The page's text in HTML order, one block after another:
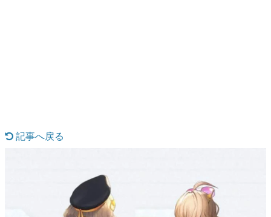
なんでゲームは面白い？
ゲーム開発者・hamatsu氏がゲームの魅力を画面や操作の
具体的な形から解き明かしていく、硬派で骨太な評論連載
記事へ戻る